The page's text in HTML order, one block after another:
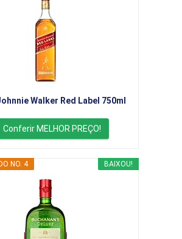
Walker Red Label 750ml
Conferir MELHOR PREÇO!
BAIXOU!
NO. 4